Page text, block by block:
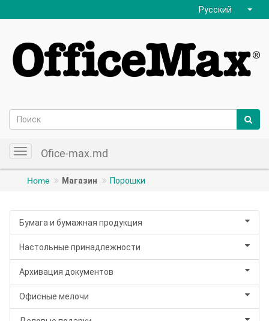
Русский
ToggleOfice-max.md
Home Магазин Порошки
Бумага и бумажная продукция
Настольные принадлежности
Архивация документов
Офисные мелочи